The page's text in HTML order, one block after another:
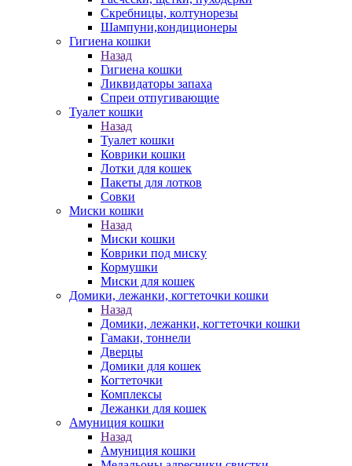
Скребницы, колтунорезы
Шампуни,кондиционеры
Гигиена кошки
Назад
Гигиена кошки
Ликвидаторы запаха
Спреи отпугивающие
Туалет кошки
Назад
Туалет кошки
Коврики кошки
Лотки для кошек
Пакеты для лотков
Совки
Миски кошки
Назад
Миски кошки
Коврики под миску
Кормушки
Миски для кошек
Домики, лежанки, когтеточки кошки
Назад
Домики, лежанки, когтеточки кошки
Гамаки, тоннели
Дверцы
Домики для кошек
Когтеточки
Комплексы
Лежанки для кошек
Амуниция кошки
Назад
Амуниция кошки